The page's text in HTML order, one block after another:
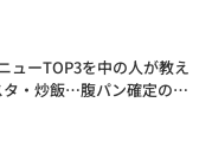
ューTOP3を中の人が教え
・炒飯…腹パン確定のガ